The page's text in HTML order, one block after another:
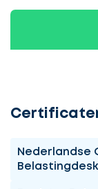
Nederlandse